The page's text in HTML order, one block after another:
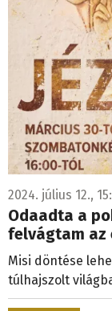
2024. július 12.,
Odaadta a
felvágtam az
Misi döntése
túlhajszolt